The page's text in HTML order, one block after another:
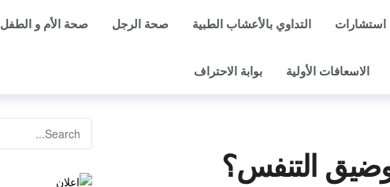
استشارات التداوي بالأعشاب الطبية صحة الرجل صحة الأم و الطفل
الاسعافات الأولية بوابة الاحتراف
التنفس؟